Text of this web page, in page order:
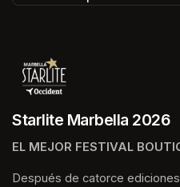
Starlite Marbella 2026
EL MEJOR FESTIVAL
Después de catorce